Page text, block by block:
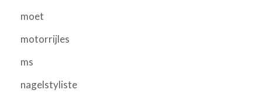
moet
motorrijles
ms
nagelstyliste